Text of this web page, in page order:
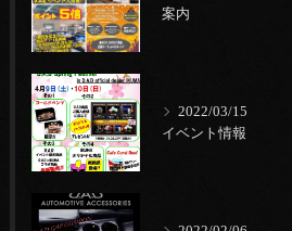
案内
2022/03/15
イベント情報